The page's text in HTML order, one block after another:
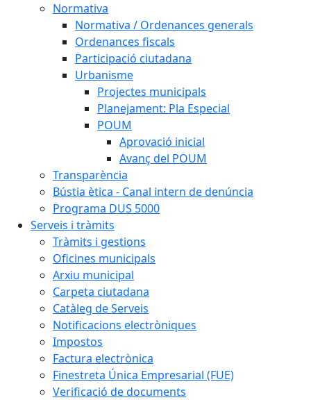
Normativa
Normativa / Ordenances generals
Ordenances fiscals
Participació ciutadana
Urbanisme
Projectes municipals
Planejament: Pla Especial
POUM
Aprovació inicial
Avanç del POUM
Transparència
Bústia ètica - Canal intern de denúncia
Programa DUS 5000
Serveis i tràmits
Tràmits i gestions
Oficines municipals
Arxiu municipal
Carpeta ciutadana
Catàleg de Serveis
Notificacions electròniques
Impostos
Factura electrònica
Finestreta Única Empresarial (FUE)
Verificació de documents